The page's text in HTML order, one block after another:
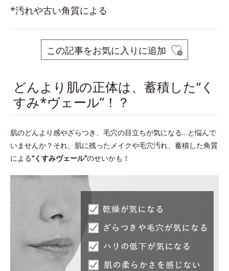
*汚れや古い角質による
この記事をお気に入りに追加
どんより肌の正体は、蓄積した“く
すみ*ヴェール”！？
肌のどんより感やざらつき、毛穴の目立ちが気になる…と悩んで
いませんか？それ、肌に残ったメイクや毛穴汚れ、蓄積した角質
による“くすみヴェール”のせいかも！